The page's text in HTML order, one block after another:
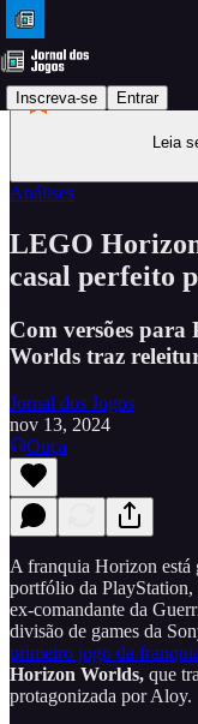
Inscreva-se Entrar
Leia
Análises
LEGO
casal perfeito
Com versões
Worlds traz
Jornal dos Jogos
nov 13, 2024
Ouça
A franquia Horizon está
portfólio da
ex-comandante da
divisão de games da
primeiro jogo da
Horizon Worlds, que
protagonizada por Aloy.